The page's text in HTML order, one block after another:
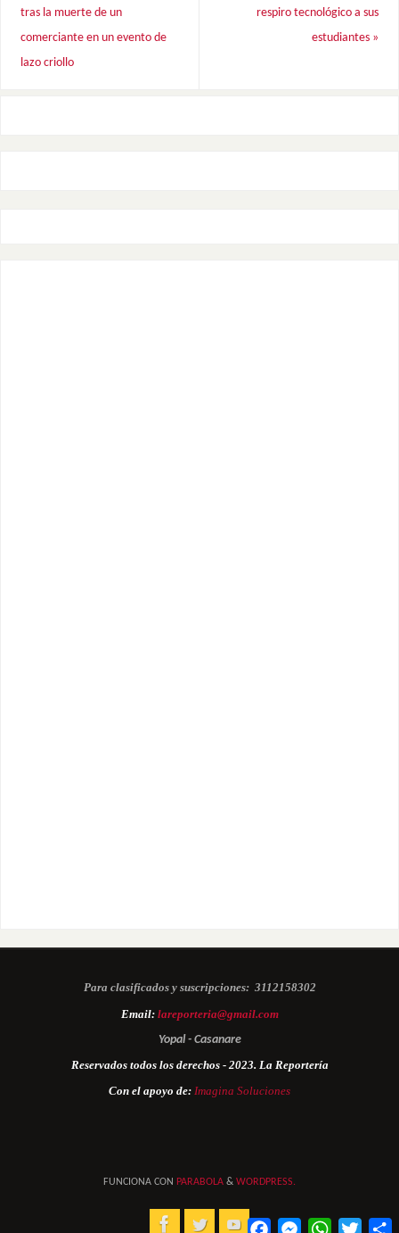
tras la muerte de un
comerciante en un evento de
lazo criollo
respiro tecnológico a sus
estudiantes »
Para clasificados y suscripciones: 3112158302
Email: lareporteria@gmail.com
Yopal - Casanare
Reservados todos los derechos - 2023. La Reportería
Con el apoyo de: Imagina Soluciones
FUNCIONA CON PARABOLA & WORDPRESS.
FacebookMessengerWhatsApp
Twitter